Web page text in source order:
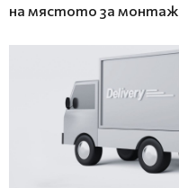
на мястото за монтаж.